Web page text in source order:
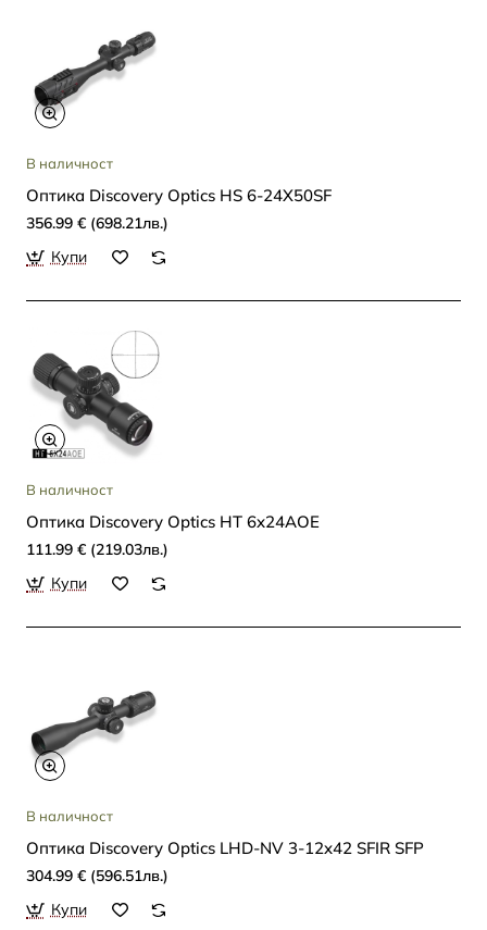
В наличност
Oптика Discovery Optics HS 6-24X50SF
356.99 € (698.21лв.)
Купи
В наличност
Oптика Discovery Optics HT 6x24AOE
111.99 € (219.03лв.)
Купи
В наличност
Oптика Discovery Optics LHD-NV 3-12x42 SFIR SFP
304.99 € (596.51лв.)
Купи